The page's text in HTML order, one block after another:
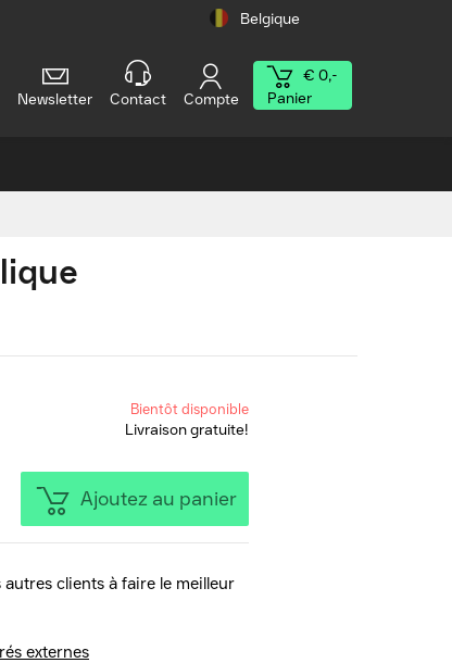
Belgique
Newsletter Contact Compte
€ 0,-
Panier
Bientôt disponible
Livraison gratuite!
Ajoutez au panier
clients à faire le meilleur
externes